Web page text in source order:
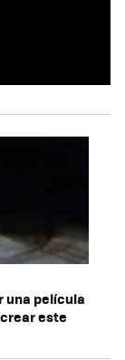
una película
este